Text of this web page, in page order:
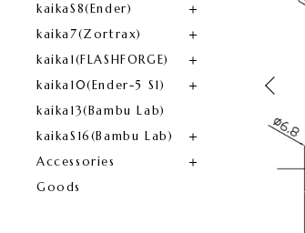
kaikaS8(Ender)
kaika7(Zortrax)
kaika1(FLASHFORGE)​
kaika10(Ender-5 S1)
kaika13(Bambu Lab)
kaikaS16(Bambu Lab)
Accessories
Goods